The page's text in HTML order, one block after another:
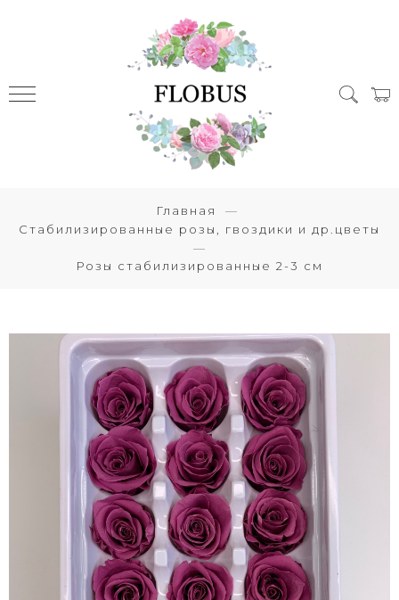
Главная
Стабилизированные розы, гвоздики и др.цветы
Розы стабилизированные 2-3 см